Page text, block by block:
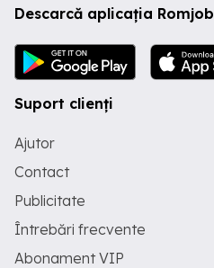
Descarcă aplicația Romjob
Suport clienți
Ajutor
Contact
Publicitate
Întrebări frecvente
Abonament VIP